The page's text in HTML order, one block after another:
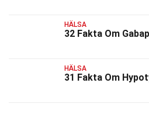
HÄLSA
32 Fakta Om
HÄLSA
31 Fakta Om